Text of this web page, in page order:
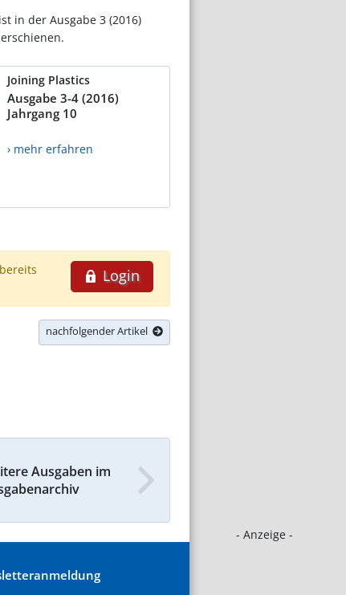
- Anzeige -
in der Ausgabe 3 (2016)
erschienen.
Joining Plastics
Ausgabe 3-4 (2016)
Jahrgang 10
› mehr erfahren
Login
nachfolgender Artikel
Ausgaben im